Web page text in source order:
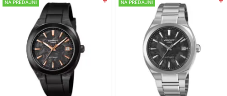
NA PREDAJNI
NA PREDAJNI